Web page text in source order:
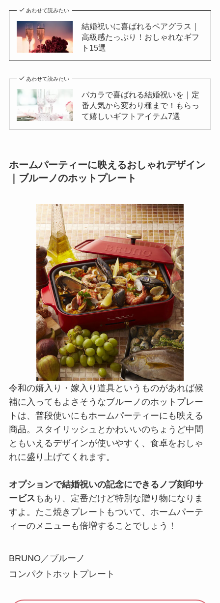
あわせて読みたい
結婚祝いに喜ばれるペアグラス｜
高級感たっぷり！おしゃれなギフ
ト15選
あわせて読みたい
バカラで喜ばれる結婚祝いを｜定
番人気から変わり種まで！もらっ
て嬉しいギフトアイテム7選
ホームパーティーに映えるおしゃれデザイン
｜ブルーノのホットプレート
令和の婿入り・嫁入り道具というものがあれば候
補に入ってもよさそうなブルーノのホットプレー
トは、普段使いにもホームパーティーにも映える
商品。スタイリッシュとかわいいのちょうど中間
ともいえるデザインが使いやすく、食卓をおしゃ
れに盛り上げてくれます。
オプションで結婚祝いの記念にできるノブ刻印サ
ービス もあり、定番だけど特別な贈り物になりま
すよ。たこ焼きプレートもついて、ホームパーテ
ィーのメニューも倍増することでしょう！
BRUNO／ブルーノ
コンパクトホットプレート